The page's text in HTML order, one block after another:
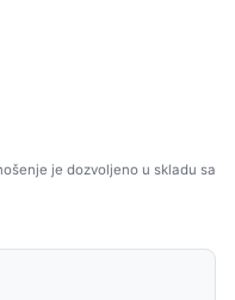
je dozvoljeno u skladu sa